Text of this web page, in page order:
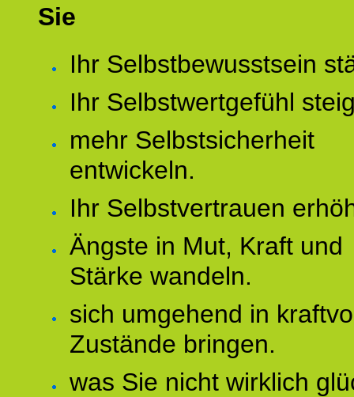
Sie
Ihr Selbstbewusstsein
Ihr Selbstwertgefühl
mehr Selbstsicherheit
entwickeln.
Ihr Selbstvertrauen
Ängste in Mut, Kraft und
Stärke wandeln.
sich umgehend in
Zustände bringen.
was Sie nicht wirklich